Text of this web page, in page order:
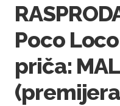
Poco
priča: